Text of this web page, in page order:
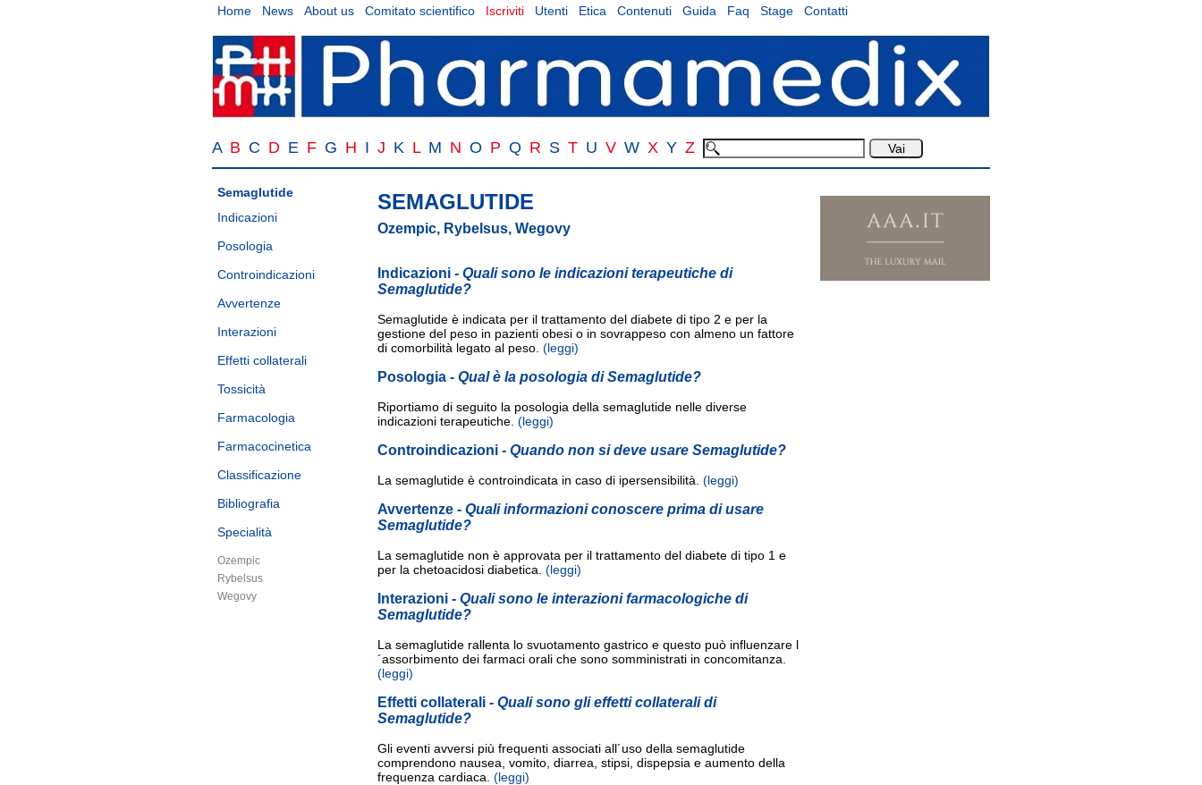
Home News About us Comitato scientifico Iscriviti Utenti Etica Contenuti Guida Faq Stage Contatti
A B C D E F G H I J K L M N O P Q R S T U V W X Y Z
Semaglutide
Indicazioni
Posologia
Controindicazioni
Avvertenze
Interazioni
Effetti collaterali
Tossicità
Farmacologia
Farmacocinetica
Classificazione
Bibliografia
Specialità
Ozempic
Rybelsus
Wegovy
SEMAGLUTIDE
Ozempic, Rybelsus, Wegovy
Indicazioni - Quali sono le indicazioni terapeutiche di
Semaglutide?
Semaglutide è indicata per il trattamento del diabete di tipo 2 e per la
gestione del peso in pazienti obesi o in sovrappeso con almeno un fattore
di comorbilità legato al peso. (leggi)
Posologia - Qual è la posologia di Semaglutide?
Riportiamo di seguito la posologia della semaglutide nelle diverse
indicazioni terapeutiche. (leggi)
Controindicazioni - Quando non si deve usare Semaglutide?
La semaglutide è controindicata in caso di ipersensibilità. (leggi)
Avvertenze - Quali informazioni conoscere prima di usare
Semaglutide?
La semaglutide non è approvata per il trattamento del diabete di tipo 1 e
per la chetoacidosi diabetica. (leggi)
Interazioni - Quali sono le interazioni farmacologiche di
Semaglutide?
La semaglutide rallenta lo svuotamento gastrico e questo può influenzare l
´assorbimento dei farmaci orali che sono somministrati in concomitanza.
(leggi)
Effetti collaterali - Quali sono gli effetti collaterali di
Semaglutide?
Gli eventi avversi più frequenti associati all´uso della semaglutide
comprendono nausea, vomito, diarrea, stipsi, dispepsia e aumento della
frequenza cardiaca. (leggi)